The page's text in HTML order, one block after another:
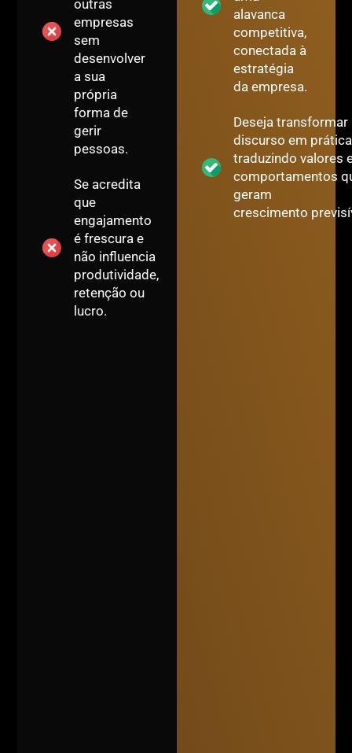
outras
empresas
sem
desenvolver
a sua
própria
forma de
gerir
pessoas.
Se acredita
que
engajamento
é frescura e
não influencia
produtividade,
retenção ou
lucro.
alavanca
competitiva,
conectada à
estratégia
da empresa.
Deseja transformar
discurso em
traduzindo valores
comportamentos
geram
crescimento